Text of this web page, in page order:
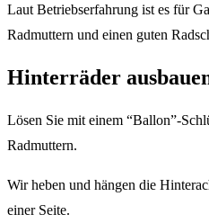
Laut Betriebserfahrung ist es für
Radmuttern und einen guten
Hinterräder
Lösen Sie mit einem “Ballon”-
Radmuttern.
Wir heben und hängen die
einer Seite.